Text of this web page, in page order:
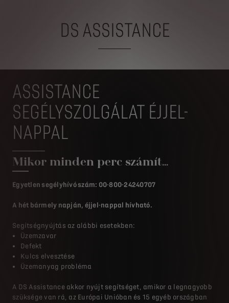
DS ASSISTANCE
ASSISTANCE
SEGÉLYSZOLGÁLAT ÉJJEL-
NAPPAL
Mikor minden perc számít...
Egyetlen segélyhívó szám: 00-800-24240707
A hét bármely napján, éjjel-nappal hívható.
Segítségnyújtás az alábbi esetekben:
Üzemzavar
Defekt
Kulcs elvesztése
Üzemanyag probléma
A DS Assistance akkor nyújt segítséget, amikor a legnagyobb
szüksége van rá, az Európai Unióban és 15 egyéb országban